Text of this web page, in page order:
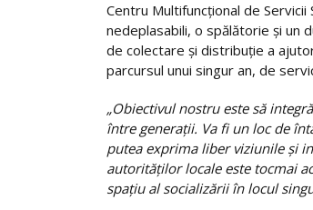
Centru Multifuncțional de
nedeplasabili, o spălătorie și un
de colectare și distribuție a
parcursul unui singur an, de
„Obiectivul nostru este să
între generații. Va fi un loc de
putea exprima liber viziunile și
autorităților locale este tocmai
spațiu al socializării în locul